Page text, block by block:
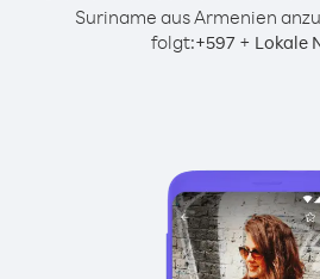
Suriname aus Armenien
folgt:+597 + Lokale